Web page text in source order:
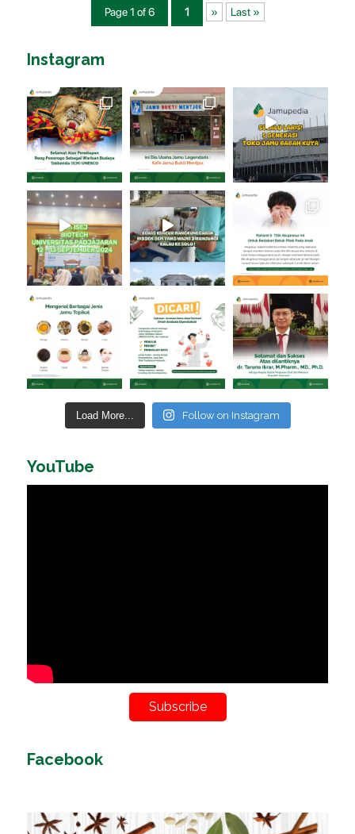
Page 1 of 6 1 » Last »
Instagram
Load More... Follow on Instagram
YouTube
Subscribe
Facebook